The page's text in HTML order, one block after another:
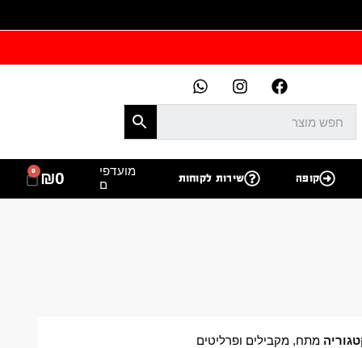
קופה שירות לקוחות
מועדפי
ם
₪0
0
מתח, מקבילים ופרליטים